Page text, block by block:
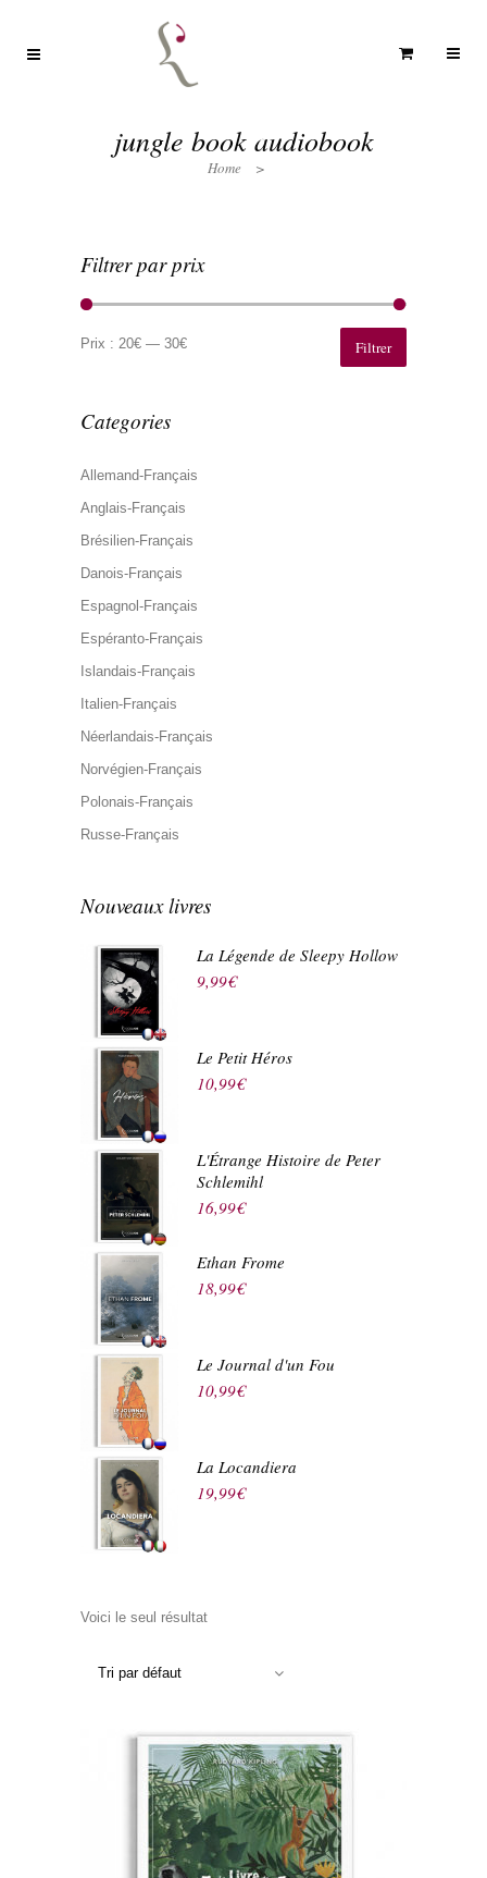
jungle book audiobook
Home >
Filtrer par prix
min
max
Filtrer
Prix : 20€ — 30€
Categories
Allemand-Français
Anglais-Français
Brésilien-Français
Danois-Français
Espagnol-Français
Espéranto-Français
Islandais-Français
Italien-Français
Néerlandais-Français
Norvégien-Français
Polonais-Français
Russe-Français
Nouveaux livres
La Légende de Sleepy Hollow
9,99€
Le Petit Héros
10,99€
L'Étrange Histoire de Peter
Schlemihl
16,99€
Ethan Frome
18,99€
Le Journal d'un Fou
10,99€
La Locandiera
19,99€
Voici le seul résultat
Tri par défaut